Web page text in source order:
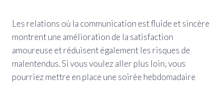
Les relations où la communication est fluide et sincère
montrent une amélioration de la satisfaction
amoureuse et réduisent également les risques de
malentendus. Si vous voulez aller plus loin, vous
pourriez mettre en place une soirée hebdomadaire